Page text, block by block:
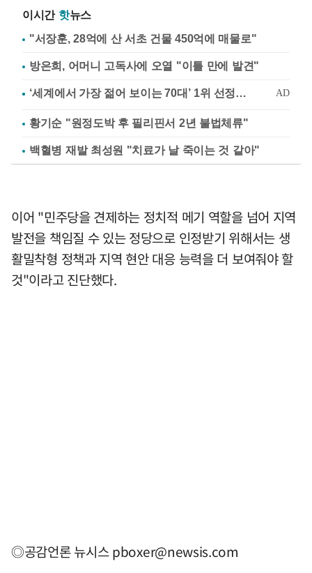
이시간 핫뉴스
"서장훈, 28억에 산 서초 건물 450억에 매물로"
방은희, 어머니 고독사에 오열 "이틀 만에 발견"
황기순 "원정도박 후 필리핀서 2년 불법체류"
백혈병 재발 최성원 "치료가 날 죽이는 것 같아"
이어 "민주당을 견제하는 정치적 메기 역할을 넘어 지역
발전을 책임질 수 있는 정당으로 인정받기 위해서는 생
활밀착형 정책과 지역 현안 대응 능력을 더 보여줘야 할
것"이라고 진단했다.
◎공감언론 뉴시스pboxer@newsis.com